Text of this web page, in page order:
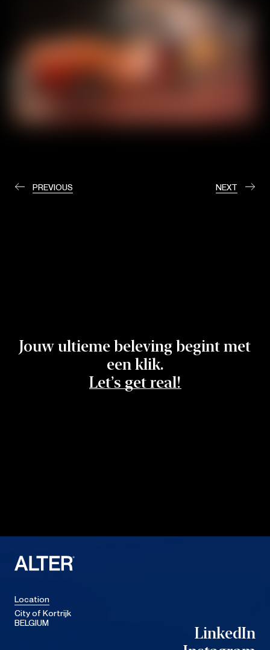
LinkedIn
PREVIOUS NEXT
Jouw ultieme beleving begint met
een klik.
Let’s get real!
Location
City of Kortrijk
BELGIUM
LinkedIn